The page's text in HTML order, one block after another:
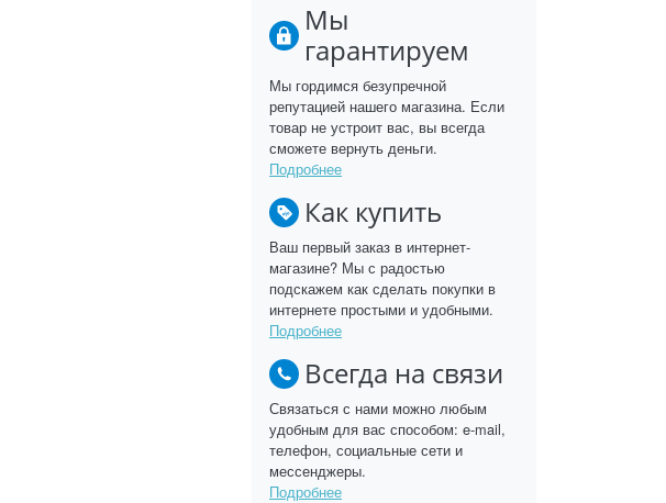
Мы
гарантируем
Мы гордимся безупречной
репутацией нашего магазина. Если
товар не устроит вас, вы всегда
сможете вернуть деньги.
Подробнее
Как купить
Ваш первый заказ в интернет-
магазине? Мы с радостью
подскажем как сделать покупки в
интернете простыми и удобными.
Подробнее
Всегда на связи
Связаться с нами можно любым
удобным для вас способом: e-mail,
телефон, социальные сети и
мессенджеры.
Подробнее